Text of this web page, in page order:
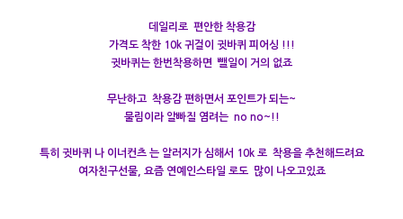
데일리로 편안한 착용감
가격도 착한 10k 귀걸이 귓바퀴 피어싱 !!!
귓바퀴는 한번착용하면 뺄일이 거의 없죠
무난하고 착용감 편하면서 포인트가 되 는~
물림이라 알빠질 염려는 no no~! !
특히 귓바퀴 나 이너컨츠 는 알러지가 심해서 10k 로 착용을 추천해드려요
​여자친구선물, 요즘 연예인스타일 로도 많이 나오고있죠